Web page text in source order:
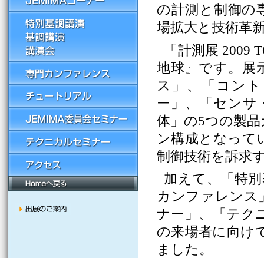
の計測と制御の
場拡大と技術革
「計測展 2009
地球』です。展
ス」、「コン
ー」、「センサ
体」の5つの製
ン構成となって
制御技術を訴求
加えて、「特
カンファレンス
ナー」、「テク
の来場者に向け
ました。